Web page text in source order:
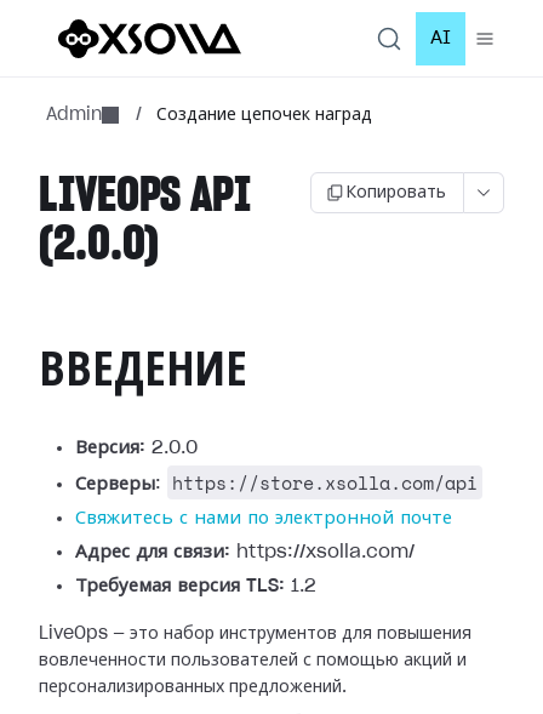
AI
Admin / Создание цепочек наград
LIVEOPS API
(2.0.0)
Копировать
ВВЕДЕНИЕ
Версия: 2.0.0
Серверы: https://store.xsolla.com/api
Свяжитесь с нами по электронной почте
Адрес для связи: https://xsolla.com/
Требуемая версия TLS: 1.2
LiveOps — это набор инструментов для повышения
вовлеченности пользователей с помощью акций и
персонализированных предложений.